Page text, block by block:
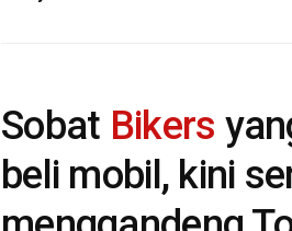
Sobat Bikers
beli mobil, kini